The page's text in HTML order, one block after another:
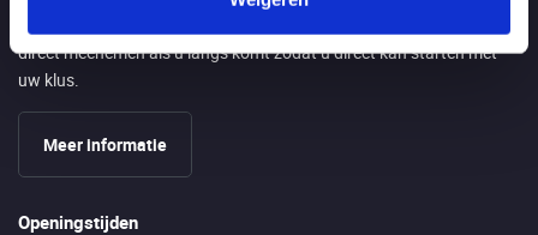
direct meenemen als u langs komt zodat u direct kan starten met
uw klus.
Meer informatie
Openingstijden